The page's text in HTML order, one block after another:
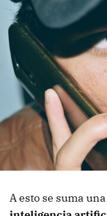
A esto se suma